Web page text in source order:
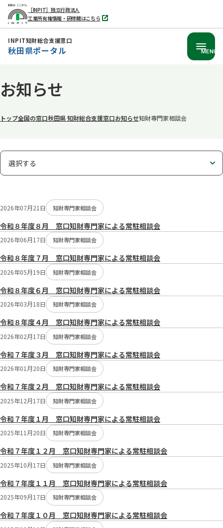
文
へ
［INPIT］独立行政法人
工業所有権情報・研修館はこちら
別
タ
INPIT知財総合支援窓口
秋田県ポータル MENU
お知らせ
トップ全国の窓口秋田県 知財総合支援窓口お知らせ知財専門家相談会
表
示
の
切
り
替
え：
選択する
2026年07月21日 知財専門家相談会
令和８年度８月 窓口知財専門家による常駐相談会
2026年06月17日 知財専門家相談会
令和８年度７月 窓口知財専門家による常駐相談会
2026年05月19日 知財専門家相談会
令和８年度６月 窓口知財専門家による常駐相談会
2026年03月18日 知財専門家相談会
令和８年度４月 窓口知財専門家による常駐相談会
2026年02月17日 知財専門家相談会
令和７年度３月 窓口知財専門家による常駐相談会
2026年01月20日 知財専門家相談会
令和７年度２月 窓口知財専門家による常駐相談会
2025年12月17日 知財専門家相談会
令和７年度１月 窓口知財専門家による常駐相談会
2025年11月20日 知財専門家相談会
令和７年度１２月 窓口知財専門家による常駐相談会
2025年10月17日 知財専門家相談会
令和７年度１１月 窓口知財専門家による常駐相談会
2025年09月17日 知財専門家相談会
令和７年度１０月 窓口知財専門家による常駐相談会